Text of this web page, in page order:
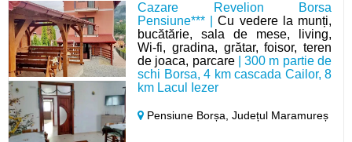
Cazare Revelion Borsa
Pensiune*** |Cu vedere la munți,
bucătărie, sala de mese, living,
Wi-fi, gradina, grătar, foisor, teren
de joaca, parcare| 300 m partie de
schi Borsa, 4 km cascada Cailor, 8
km Lacul Iezer
Pensiune Borșa,Județul Maramureș